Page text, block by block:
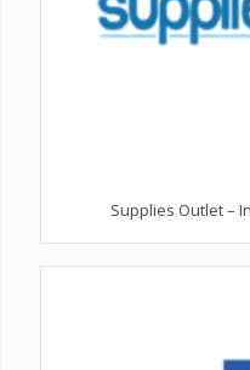
Supplies Outlet –